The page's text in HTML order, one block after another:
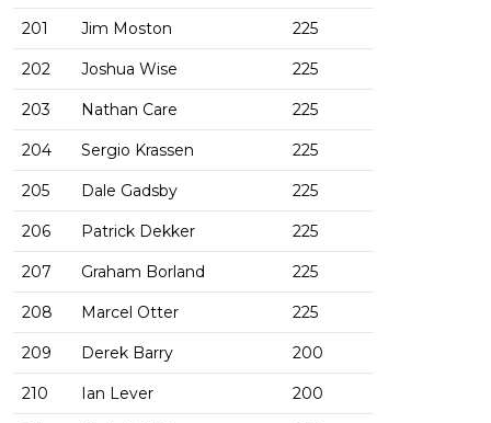
201 Jim Moston 225
202 Joshua Wise 225
203 Nathan Care 225
204 Sergio Krassen 225
205 Dale Gadsby 225
206 Patrick Dekker 225
207 Graham Borland 225
208 Marcel Otter 225
209 Derek Barry 200
210 Ian Lever 200